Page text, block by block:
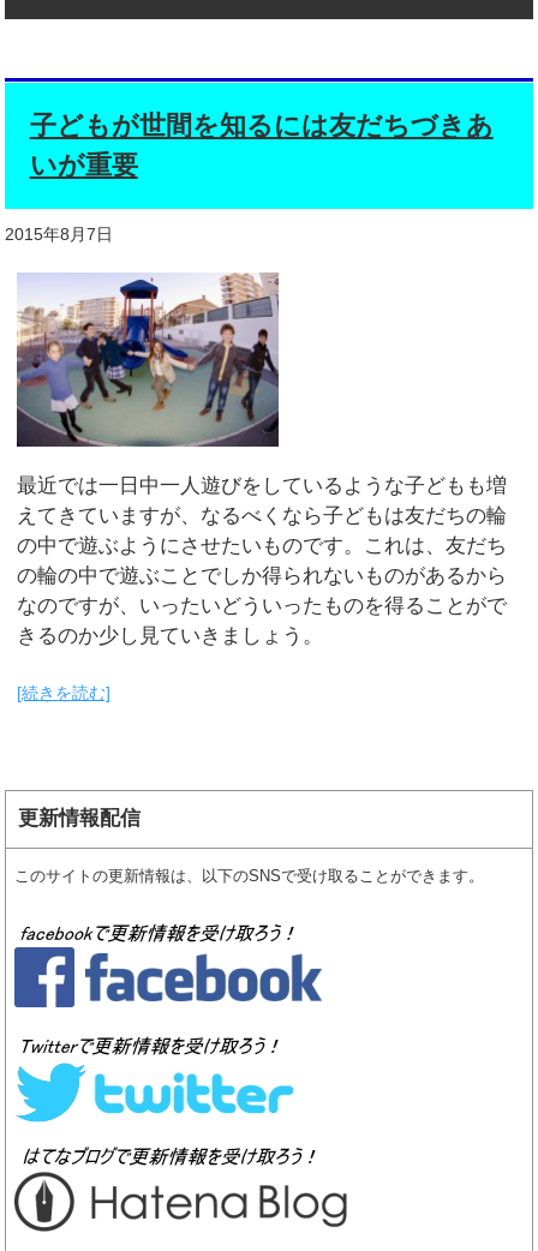
子どもが世間を知るには友だちづきあ
いが重要
2015年8月7日
最近では一日中一人遊びをしているような子どもも増
えてきていますが、なるべくなら子どもは友だちの輪
の中で遊ぶようにさせたいものです。これは、友だち
の輪の中で遊ぶことでしか得られないものがあるから
なのですが、いったいどういったものを得ることがで
きるのか少し見ていきましょう。
[続きを読む]
更新情報配信
このサイトの更新情報は、以下のSNSで受け取ることができます。